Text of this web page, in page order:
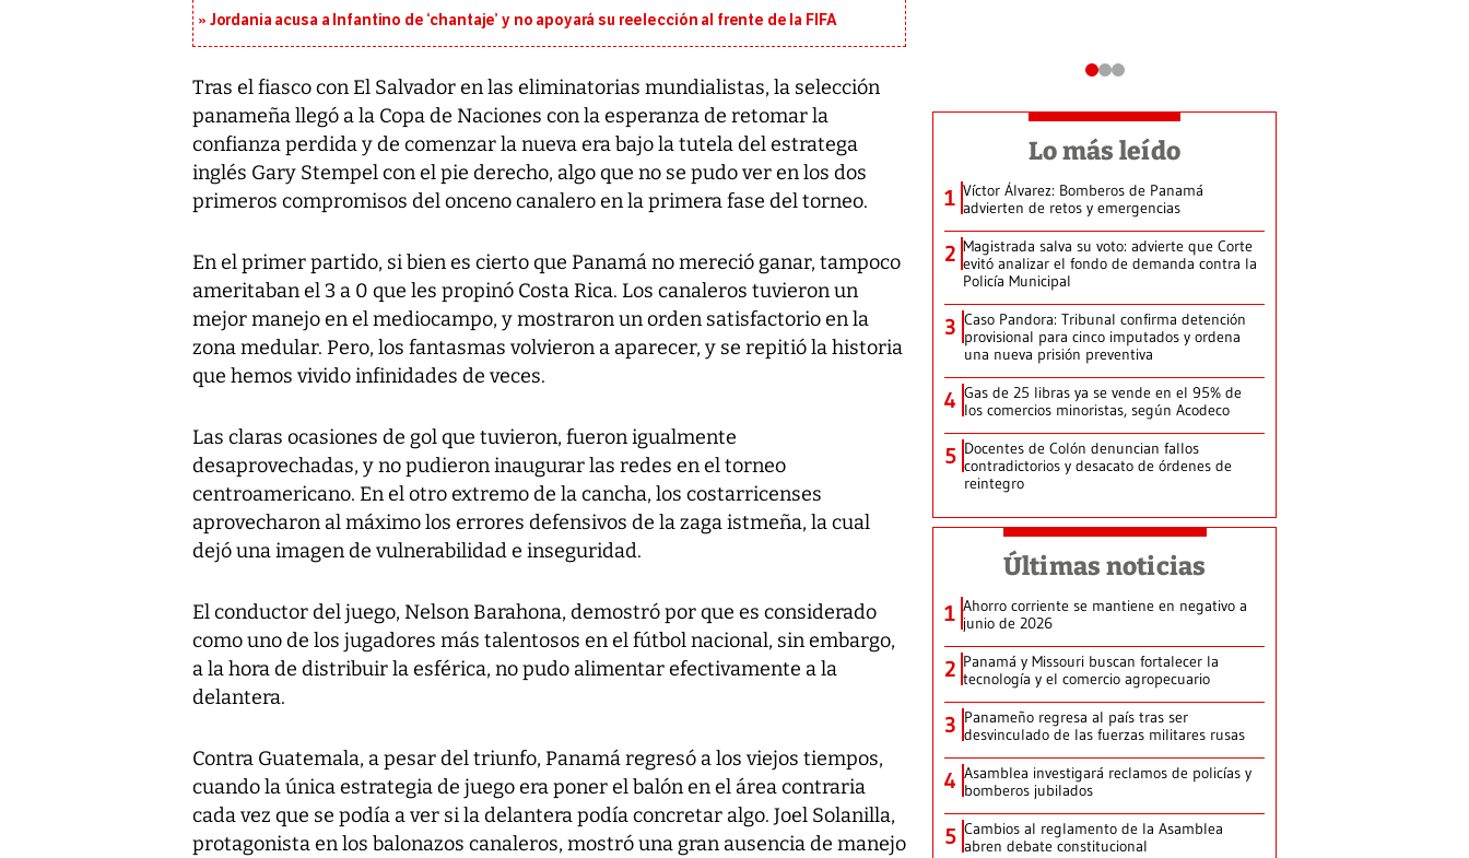
Jordania acusa a Infantino de ‘chantaje’ y no apoyará su reelección al frente de la FIFA
Tras el fiasco con El Salvador en las eliminatorias mundialistas, la selección
panameña llegó a la Copa de Naciones con la esperanza de retomar la
confianza perdida y de comenzar la nueva era bajo la tutela del estratega
inglés Gary Stempel con el pie derecho, algo que no se pudo ver en los dos
primeros compromisos del onceno canalero en la primera fase del torneo.
En el primer partido, si bien es cierto que Panamá no mereció ganar, tampoco
ameritaban el 3 a 0 que les propinó Costa Rica. Los canaleros tuvieron un
mejor manejo en el mediocampo, y mostraron un orden satisfactorio en la
zona medular. Pero, los fantasmas volvieron a aparecer, y se repitió la historia
que hemos vivido infinidades de veces.
Las claras ocasiones de gol que tuvieron, fueron igualmente
desaprovechadas, y no pudieron inaugurar las redes en el torneo
centroamericano. En el otro extremo de la cancha, los costarricenses
aprovecharon al máximo los errores defensivos de la zaga istmeña, la cual
dejó una imagen de vulnerabilidad e inseguridad.
El conductor del juego, Nelson Barahona, demostró por que es considerado
como uno de los jugadores más talentosos en el fútbol nacional, sin embargo,
a la hora de distribuir la esférica, no pudo alimentar efectivamente a la
delantera.
Contra Guatemala, a pesar del triunfo, Panamá regresó a los viejos tiempos,
cuando la única estrategia de juego era poner el balón en el área contraria
cada vez que se podía a ver si la delantera podía concretar algo. Joel Solanilla,
protagonista en los balonazos canaleros, mostró una gran ausencia de manejo
Lo más leído
1 Víctor Álvarez: Bomberos de Panamá
advierten de retos y emergencias
2 Magistrada salva su voto: advierte que Corte
evitó analizar el fondo de demanda contra la
Policía Municipal
3 Caso Pandora: Tribunal confirma detención
provisional para cinco imputados y ordena
una nueva prisión preventiva
4 Gas de 25 libras ya se vende en el 95% de
los comercios minoristas, según Acodeco
5 Docentes de Colón denuncian fallos
contradictorios y desacato de órdenes de
reintegro
Últimas noticias
1 Ahorro corriente se mantiene en negativo a
junio de 2026
2 Panamá y Missouri buscan fortalecer la
tecnología y el comercio agropecuario
3 Panameño regresa al país tras ser
desvinculado de las fuerzas militares rusas
4 Asamblea investigará reclamos de policías y
bomberos jubilados
5 Cambios al reglamento de la Asamblea
abren debate constitucional